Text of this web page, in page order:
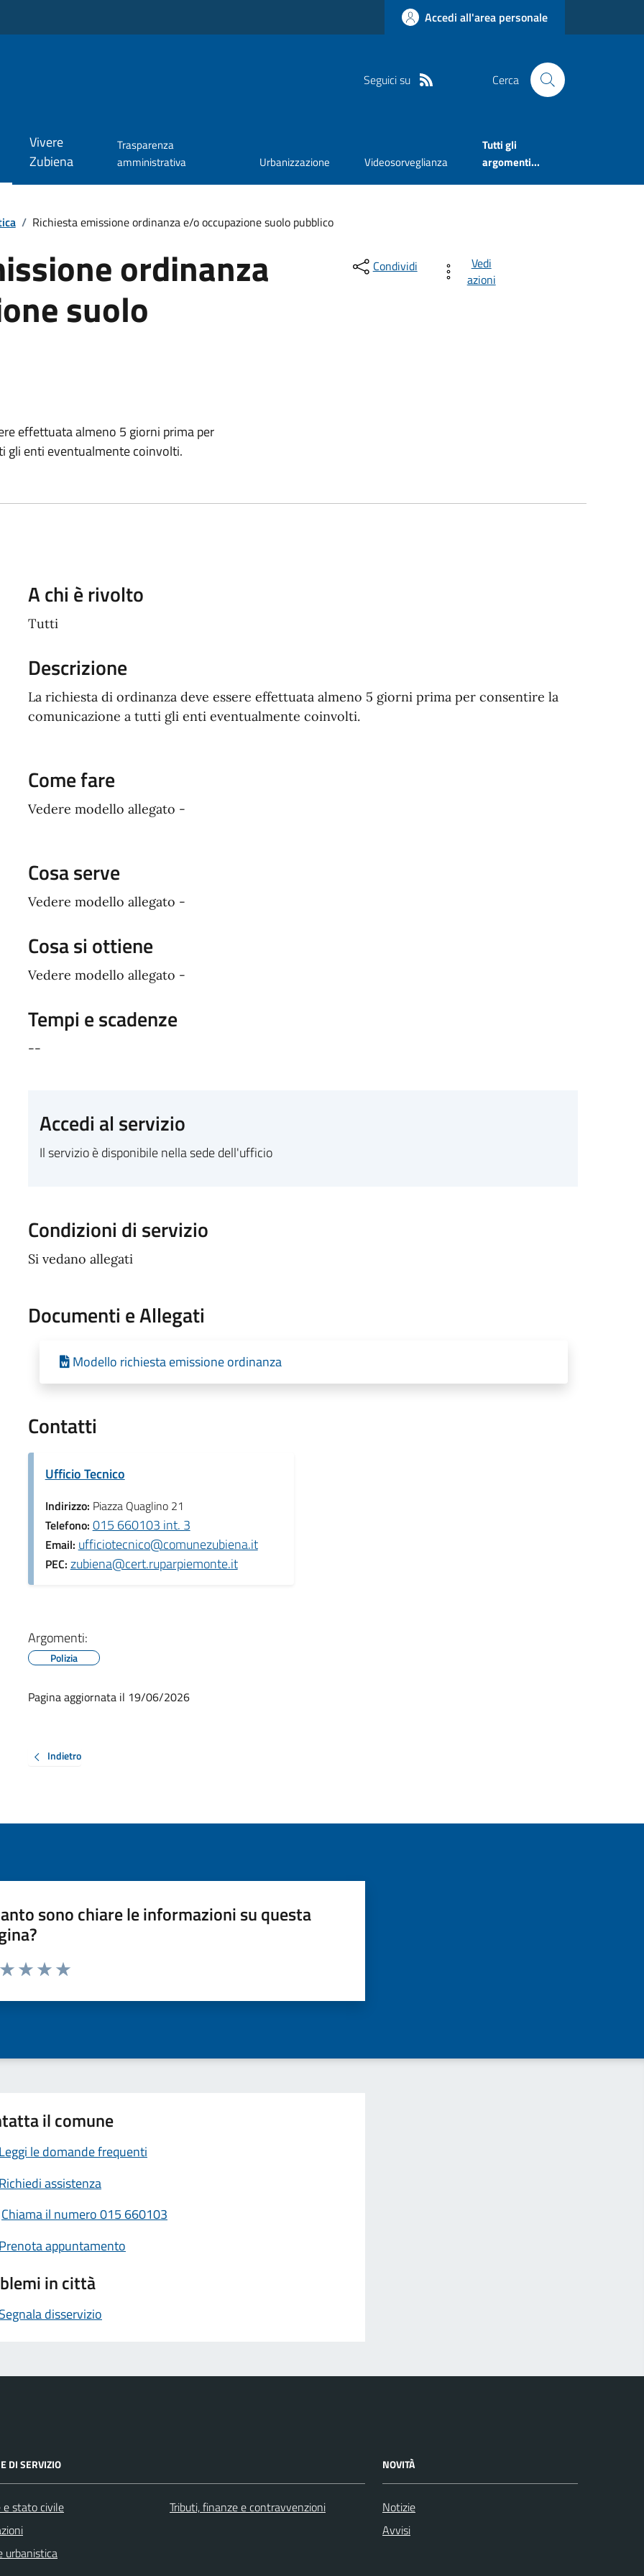
Accedi all'area personale
Seguici su Cerca
Vivere
Zubiena
Trasparenza
amministrativa
Urbanizzazione Videosorveglianza
Tutti gli
argomenti...
/ Richiesta emissione ordinanza e/o occupazione suolo pubblico
ordinanza
suolo
effettuata almeno 5 giorni prima per
gli enti eventualmente coinvolti.
Condividi
Vedi
azioni
A chi è rivolto
Tutti
Descrizione
La richiesta di ordinanza deve essere effettuata almeno 5 giorni prima per consentire la
comunicazione a tutti gli enti eventualmente coinvolti.
Come fare
Vedere modello allegato -
Cosa serve
Vedere modello allegato -
Cosa si ottiene
Vedere modello allegato -
Tempi e scadenze
--
Accedi al servizio
Il servizio è disponibile nella sede dell'ufficio
Condizioni di servizio
Si vedano allegati
Documenti e Allegati
Modello richiesta emissione ordinanza
Contatti
Ufficio Tecnico
Indirizzo: Piazza Quaglino 21
Telefono:015 660103 int. 3
Email:ufficiotecnico@comunezubiena.it
PEC:zubiena@cert.ruparpiemonte.it
Argomenti:
Polizia
Pagina aggiornata il 19/06/2026
Indietro
sono chiare le informazioni su questa
da 1 a 5 stelle la pagina
il comune
le domande frequenti
assistenza
Chiama il numero 015 660103
appuntamento
in città
disservizio
DI SERVIZIO
e stato civile
urbanistica
Tributi, finanze e contravvenzioni
NOVITÀ
Notizie
Avvisi